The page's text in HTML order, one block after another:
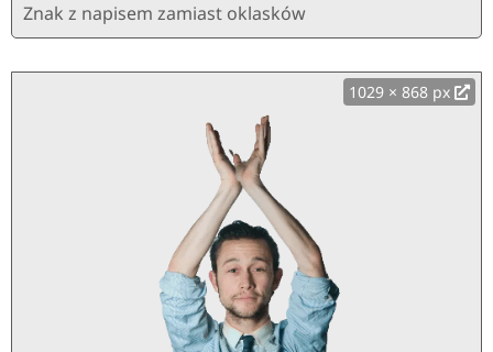
Znak z napisem zamiast oklasków
1029 × 868 px